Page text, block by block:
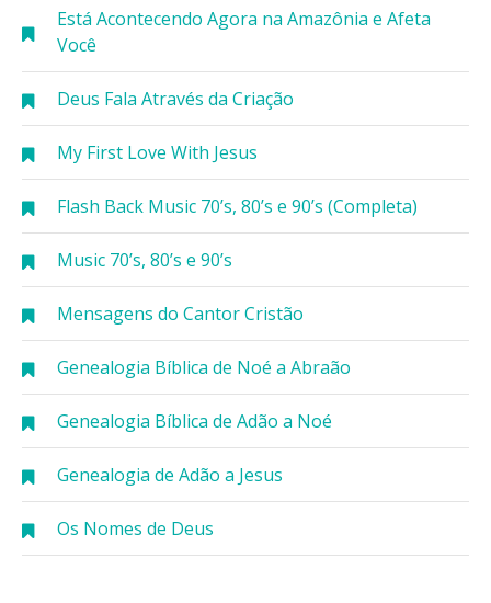
Está Acontecendo Agora na Amazônia e Afeta
Você
Deus Fala Através da Criação
My First Love With Jesus
Flash Back Music 70’s, 80’s e 90’s (Completa)
Music 70’s, 80’s e 90’s
Mensagens do Cantor Cristão
Genealogia Bíblica de Noé a Abraão
Genealogia Bíblica de Adão a Noé
Genealogia de Adão a Jesus
Os Nomes de Deus